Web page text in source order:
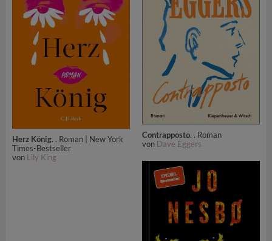
Herz König. . Roman | New York
Times-Bestseller
von Lily King
Contrapposto. . Roman
von Dave Eggers